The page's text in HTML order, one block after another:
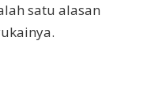
satu alasan